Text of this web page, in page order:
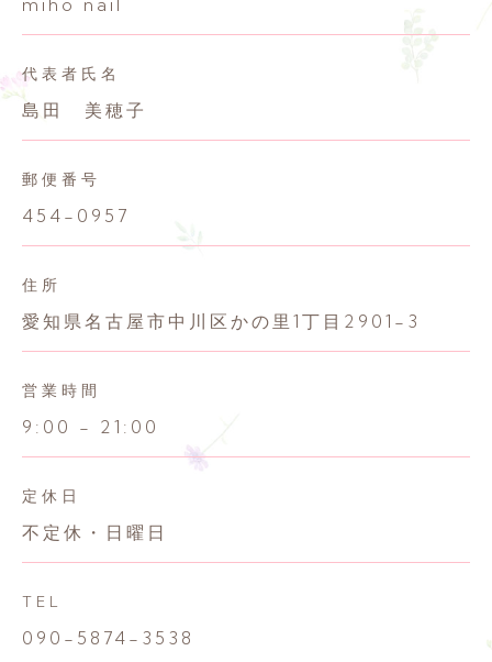
miho nail
代表者氏名
島田 美穂子
郵便番号
454-0957
住所
愛知県名古屋市中川区かの里1丁目2901-3
営業時間
9:00 - 21:00
定休日
不定休・日曜日
TEL
090-5874-3538